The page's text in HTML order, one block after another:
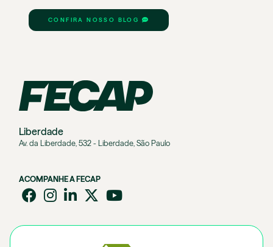
CONFIRA NOSSO BLOG
Liberdade
Av. da Liberdade, 532 - Liberdade, São Paulo
ACOMPANHE A FECAP